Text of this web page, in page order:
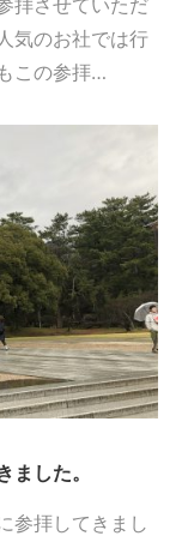
気のお社では行
この参拝…
した。
参拝してきまし